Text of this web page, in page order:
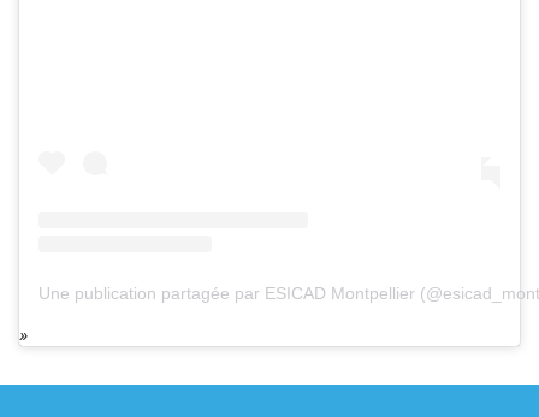
Une publication partagée par ESICAD Montpellier